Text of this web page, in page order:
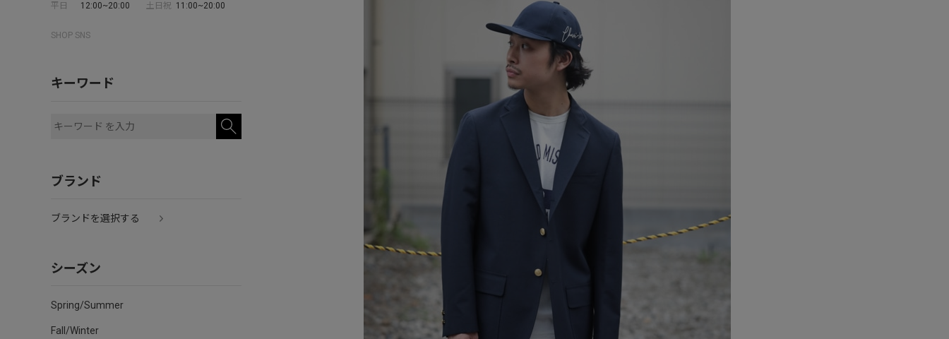
平日 12:00~20:00 土日祝 11:00~20:00
SHOP SNS
キーワード
ブランド
ブランドを選択する
シーズン
Spring/Summer
Fall/Winter